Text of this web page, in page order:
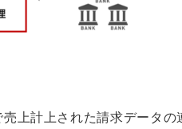
上計上された請求データの